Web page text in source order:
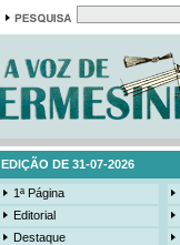
EDIÇÃO DE 31-07-2026
1ª Página
Editorial
Destaque